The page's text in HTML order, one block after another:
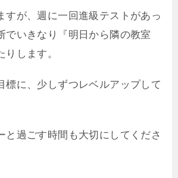
すが、週に一回進級テストがあっ
でいきなり『明日から隣の教室
します。
標に、少しずつレベルアップして
と過ごす時間も大切にしてくださ